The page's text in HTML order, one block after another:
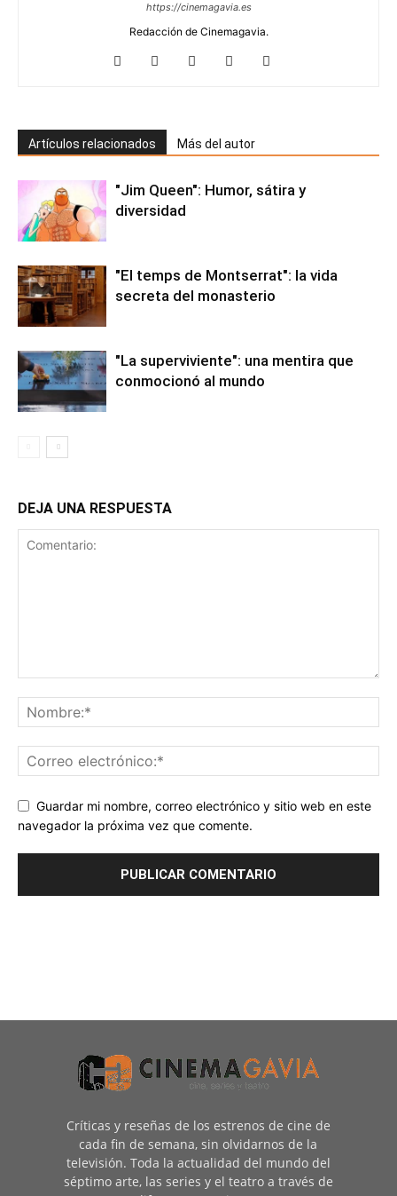
https://cinemagavia.es
Redacción de Cinemagavia.
Artículos relacionados Más del autor
"Jim Queen": Humor, sátira y
diversidad
"El temps de Montserrat": la vida
secreta del monasterio
"La superviviente": una mentira que
conmocionó al mundo
DEJA UNA RESPUESTA
Guardar mi nombre, correo electrónico y sitio web en este
navegador la próxima vez que comente.
Críticas y reseñas de los estrenos de cine de
cada fin de semana, sin olvidarnos de la
televisión. Toda la actualidad del mundo del
séptimo arte, las series y el teatro a través de